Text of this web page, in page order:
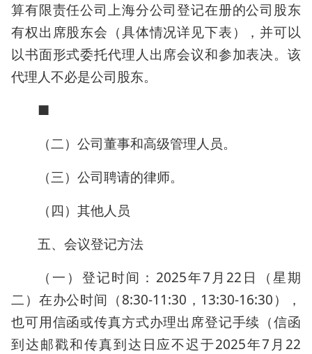
算有限责任公司上海分公司登记在册的公司股东
有权出席股东会（具体情况详见下表），并可以
以书面形式委托代理人出席会议和参加表决。该
代理人不必是公司股东。
■
（二）公司董事和高级管理人员。
（三）公司聘请的律师。
（四）其他人员
五、会议登记方法
（一）登记时间：2025年7月22日（星期
二）在办公时间（8:30-11:30，13:30-16:30），
也可用信函或传真方式办理出席登记手续（信函
到达邮戳和传真到达日应不迟于2025年7月22